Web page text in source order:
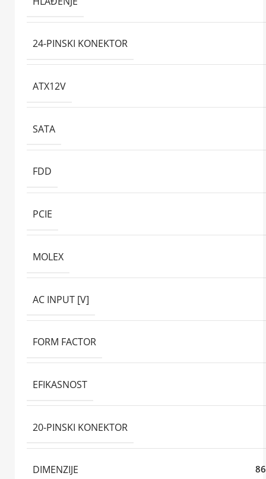
24-PINSKI KONEKTOR
ATX12V
SATA
FDD
PCIE
MOLEX
AC INPUT [V]
FORM FACTOR
EFIKASNOST
20-PINSKI KONEKTOR
DIMENZIJE